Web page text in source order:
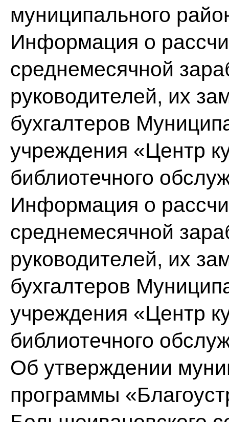
муниципального
Информация о
среднемесячной
руководителей, их
бухгалтеров
учреждения «Центр
библиотечного
Информация о
среднемесячной
руководителей, их
бухгалтеров
учреждения «Центр
библиотечного
Об утверждении
программы